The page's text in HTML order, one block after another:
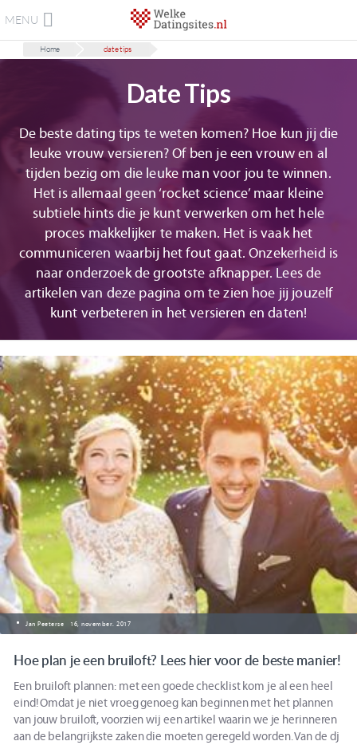
MENU
Home date tips
Date Tips
De beste dating tips te weten komen? Hoe kun jij die
leuke vrouw versieren? Of ben je een vrouw en al
tijden bezig om die leuke man voor jou te winnen.
Het is allemaal geen ‘rocket science’ maar kleine
subtiele hints die je kunt verwerken om het hele
proces makkelijker te maken. Het is vaak het
communiceren waarbij het fout gaat. Onzekerheid is
naar onderzoek de grootste afknapper. Lees de
artikelen van deze pagina om te zien hoe jij jouzelf
kunt verbeteren in het versieren en daten!
Jan Peeterse 16, november. 2017
Hoe plan je een bruiloft? Lees hier voor de beste manier!
Een bruiloft plannen: met een goede checklist kom je al een heel
eind! Omdat je niet vroeg genoeg kan beginnen met het plannen
van jouw bruiloft, voorzien wij een artikel waarin we je herinneren
aan de belangrijkste zaken die moeten geregeld worden. Van de dj